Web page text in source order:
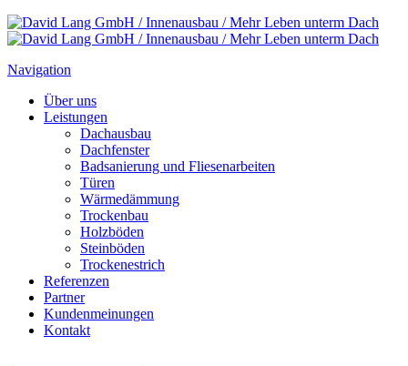
Navigation
Über uns
Leistungen
Dachausbau
Dachfenster
Badsanierung und Fliesenarbeiten
Türen
Wärmedämmung
Trockenbau
Holzböden
Steinböden
Trockenestrich
Referenzen
Partner
Kundenmeinungen
Kontakt